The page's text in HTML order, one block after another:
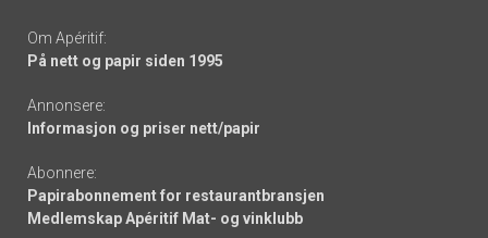
Om Apéritif:
På nett og papir siden 1995
Annonsere:
Informasjon og priser nett/papir
Abonnere:
Papirabonnement for restaurantbransjen
Medlemskap Apéritif Mat- og vinklubb